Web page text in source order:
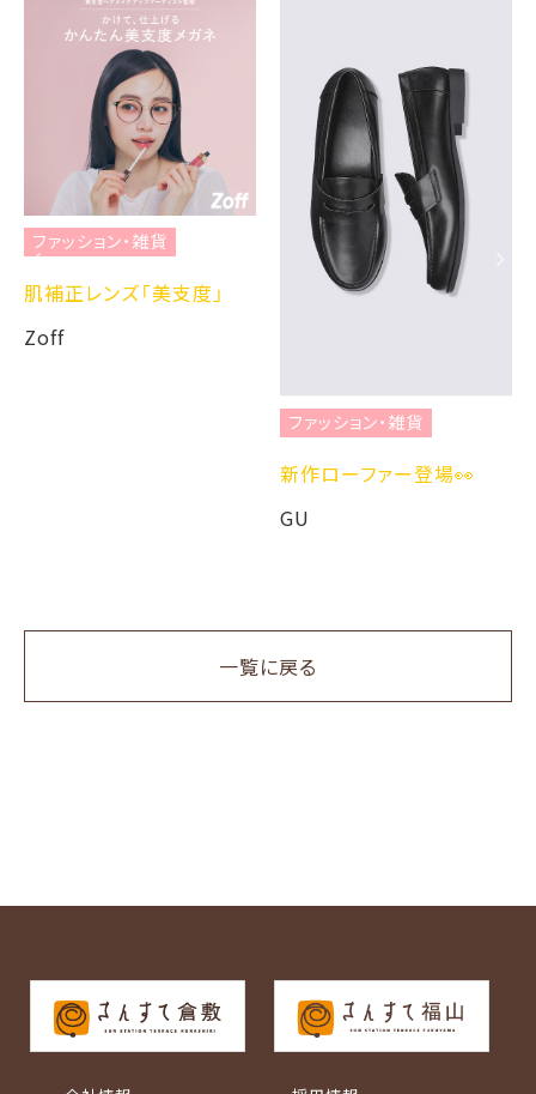
ファッション・雑貨
肌補正レンズ「美支度」
Zoff
ファッション・雑貨
新作ローファー登場👀
GU
一覧に戻る